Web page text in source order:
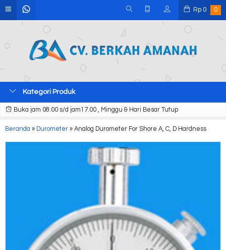
Rp 0 0
Kategori Produk
Buka jam 08.00 s/d jam17.00 , Minggu & Hari Besar Tutup
Beranda » Durometer » Analog Durometer For Shore A, C, D Hardness